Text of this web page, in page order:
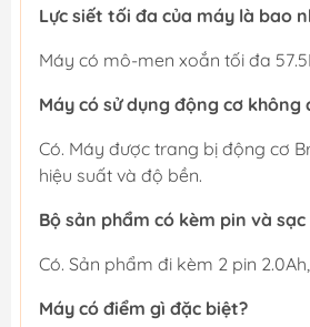
Lực siết tối đa của máy là bao
Máy có mô-men xoắn tối đa
Máy có sử dụng động cơ không
Có. Máy được trang bị động cơ
hiệu suất và độ bền.
Bộ sản phẩm có kèm pin và
Có. Sản phẩm đi kèm 2 pin
Máy có điểm gì đặc biệt?